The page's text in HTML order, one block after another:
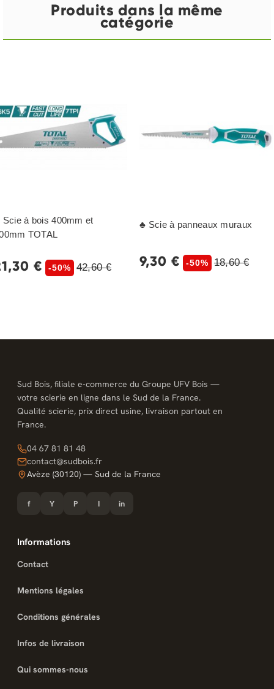
Produits dans la même
catégorie
Scie à bois 400mm et
TOTAL
€ -50% 42,60 €
♣ Scie à panneaux muraux
9,30 € -50% 18,60 €
Sud Bois, filiale e-commerce du Groupe UFV Bois —
votre scierie en ligne dans le Sud de la France.
Qualité scierie, prix direct usine, livraison partout en
France.
04 67 81 81 48
contact@sudbois.fr
Avèze (30120) — Sud de la France
f Y P I in
Informations
Contact
Mentions légales
Conditions générales
Infos de livraison
Qui sommes-nous